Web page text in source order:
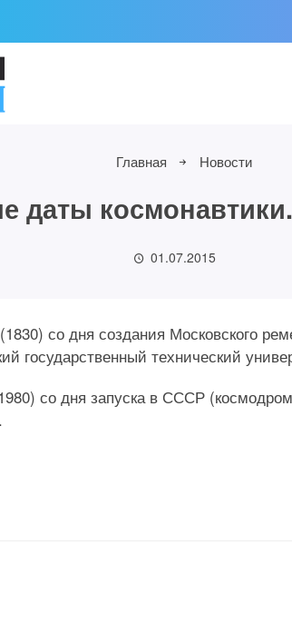
Главная Новости
даты
01.07.2015
со дня создания Московского
государственный технический
со дня запуска в СССР